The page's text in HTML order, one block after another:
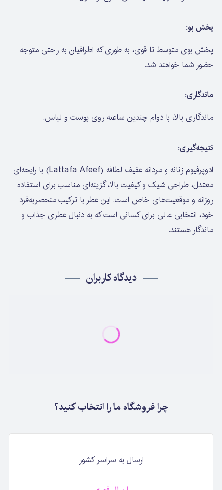
پخش بو:
پخش بوی متوسط تا قوی، به طوری که اطرافیان به راحتی متوجه
حضور شما خواهند شد.
ماندگاری:
ماندگاری بالا، با دوام چندین ساعته روی پوست و لباس.
نتیجه‌گیری:
ادوپرفیوم زنانه و مردانه عفیف لطافه (Lattafa Afeef) با رایحه‌ای
معتدل، طراحی شیک و کیفیت بالا، گزینه‌ای مناسب برای استفاده
روزانه و موقعیت‌های خاص است. این عطر با ترکیب منحصربه‌فرد
خود، انتخابی عالی برای کسانی است که به دنبال عطری جذاب و
ماندگار هستند.
دیدگاه کاربران
چرا فروشگاه ما را انتخاب کنید؟
ارسال به سراسر کشور